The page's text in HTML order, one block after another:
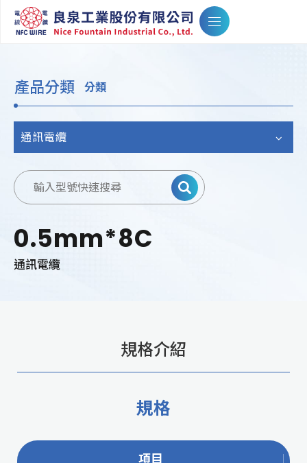
產品分類 分類
通訊電纜
0.5mm*8C
通訊電纜
規格介紹
規格
項目